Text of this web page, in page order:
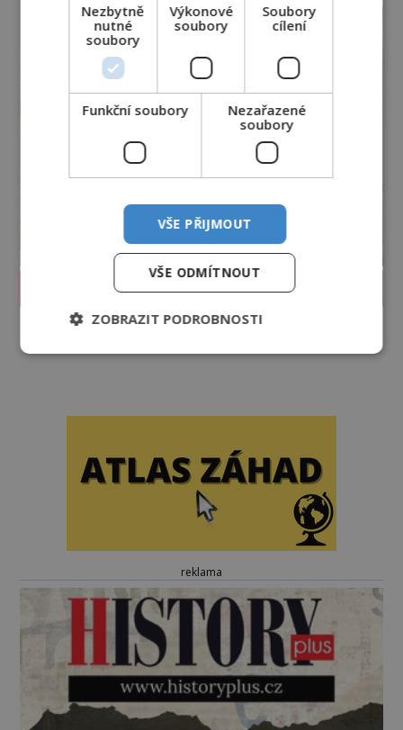
PROLISTOVAT ČASOPIS
reklama
Nezbytně
nutné
soubory
Výkonové
soubory
Soubory
cílení
Funkční soubory
Nezařazené
soubory
VŠE PŘIJMOUT
VŠE ODMÍTNOUT
ZOBRAZIT PODROBNOSTI